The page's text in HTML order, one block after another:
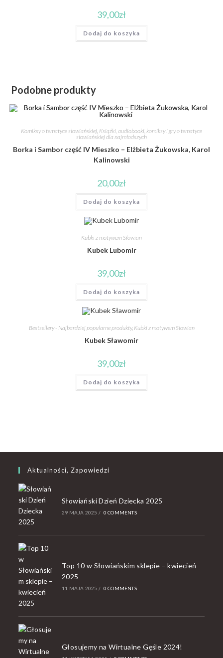
39,00zł
Dodaj do koszyka
Podobne produkty
Komiksy o tematyce słowiańskiej, Książki, audiobooki, komiksy i gry o tematyce
słowiańskiej dla najmłodszych
Borka i Sambor część IV Mieszko – Elżbieta Żukowska, Karol
Kalinowski
20,00zł
Dodaj do koszyka
Kubki z motywem Słowian
Kubek Lubomir
39,00zł
Dodaj do koszyka
Bestsellery - Najbardziej popularne produkty, Kubki z motywem Słowian
Kubek Sławomir
39,00zł
Dodaj do koszyka
Aktualności, Zapowiedzi
Słowiański Dzień Dziecka 2025
29 MAJA 2025 / 0 COMMENTS
Top 10 w Słowiańskim sklepie – kwiecień
2025
11 MAJA 2025 / 0 COMMENTS
Głosujemy na Wirtualne Gęśle 2024!